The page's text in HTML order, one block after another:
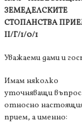
ЗЕМЕДЕЛСКИТЕ
СТОПАНСТВА
II/Г/1/0/1
Уважаеми дами и
Имам няколко
уточняващи
относно
прием, а именно: